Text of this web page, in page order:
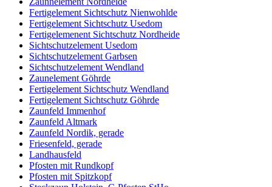
Fertigelement Sichtschutz Nienwohlde
Fertigelement Sichtschutz Usedom
Fertigelemenent Sichtschutz Nordheide
Sichtschutzelement Usedom
Sichtschutzelement Garbsen
Sichtschutzelement Wendland
Zaunelement Göhrde
Fertigelement Sichtschutz Wendland
Fertigelement Sichtschutz Göhrde
Zaunfeld Immenhof
Zaunfeld Altmark
Zaunfeld Nordik, gerade
Friesenfeld, gerade
Landhausfeld
Pfosten mit Rundkopf
Pfosten mit Spitzkopf